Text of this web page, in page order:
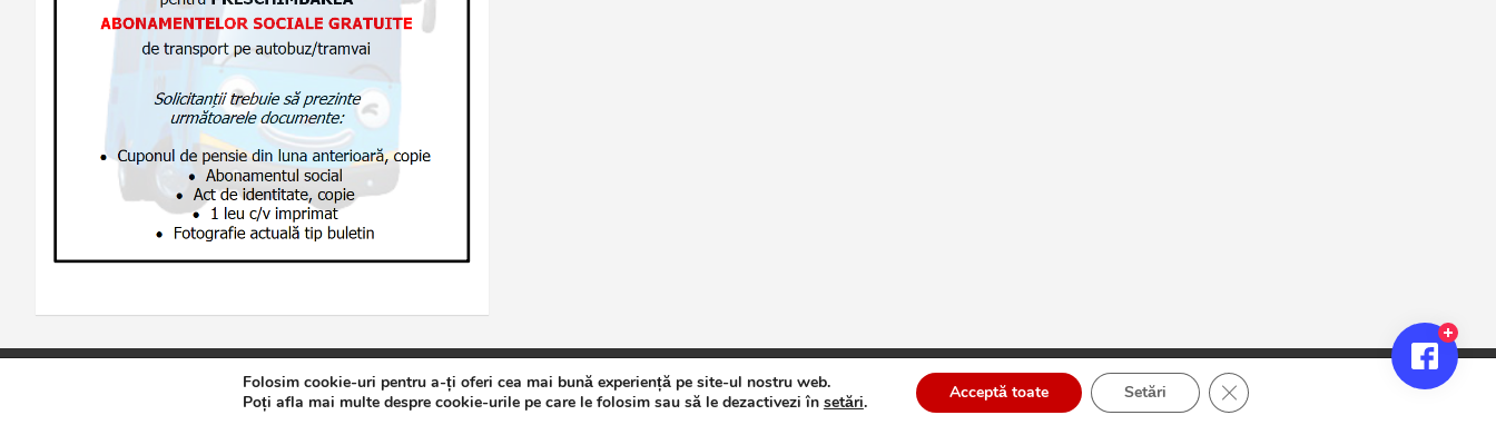
Jurnalul de Brăila Politică de confidențialitate Theme by:Theme Horse Proudly Powered by: WordPress
Folosim cookie-uri pentru a-ți oferi cea mai bună experiență pe site-ul nostru web.
Poți afla mai multe despre cookie-urile pe care le folosim sau să le dezactivezi în setări. Acceptă toate Setări Close GDPR Cookie Banner